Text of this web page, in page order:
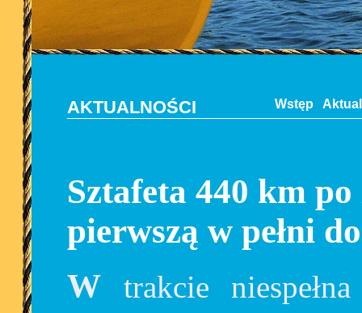
AKTUALNOŚCI Wstęp
Sztafeta 440 km
pierwszą w pełni
W trakcie niespełna miesiąca pokonają pieszo